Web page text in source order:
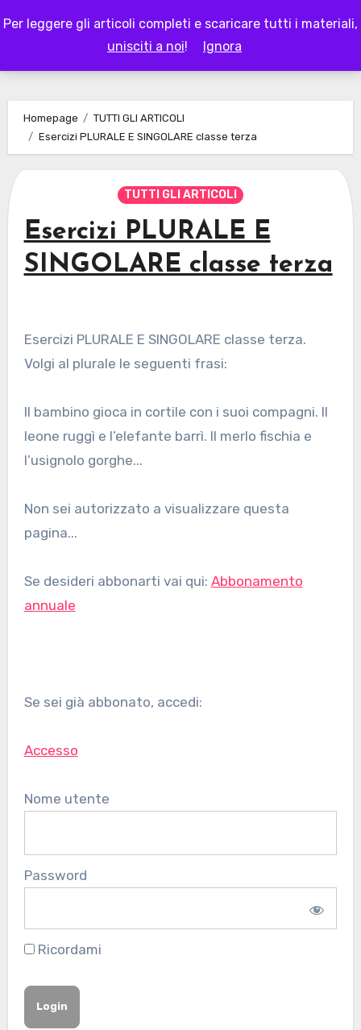
Per leggere gli articoli completi e scaricare tutti i materiali,
unisciti a noi! Ignora
to
LAPAPPADOLCE
Homepage
TUTTI GLI ARTICOLI
Esercizi PLURALE E SINGOLARE classe terza
TUTTI GLI ARTICOLI
Esercizi PLURALE E
SINGOLARE classe terza
Esercizi PLURALE E SINGOLARE classe terza.
Volgi al plurale le seguenti frasi:
Il bambino gioca in cortile con i suoi compagni. Il
leone ruggì e l’elefante barrì. Il merlo fischia e
l’usignolo gorghe...
Non sei autorizzato a visualizzare questa
pagina...
Se desideri abbonarti vai qui: Abbonamento
annuale
Se sei già abbonato, accedi:
Accesso
Nome utente
Password
Ricordami